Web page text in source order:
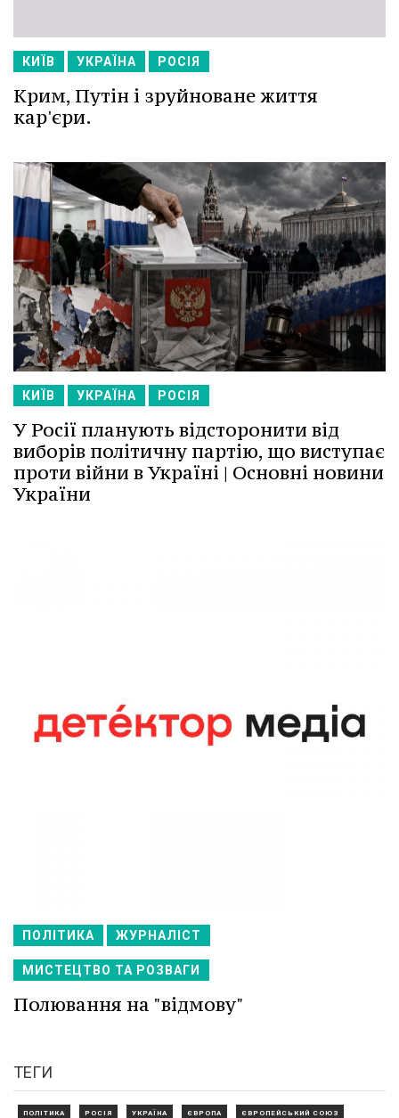
КИЇВ УКРАЇНА РОСІЯ
Крим, Путін і зруйноване життя
кар'єри.
КИЇВ УКРАЇНА РОСІЯ
У Росії планують відсторонити від
виборів політичну партію, що виступає
проти війни в Україні | Основні новини
України
ПОЛІТИКА ЖУРНАЛІСТ
МИСТЕЦТВО ТА РОЗВАГИ
Полювання на "відмову"
ТЕГИ
ПОЛІТИКА РОСІЯ УКРАЇНА ЄВРОПА ЄВРОПЕЙСЬКИЙ СОЮЗ